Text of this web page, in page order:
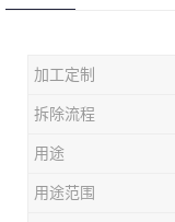
加工定制
拆除流程
用途
用途范围